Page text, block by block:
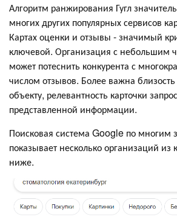
Алгоритм ранжирования Гугл
многих других популярных сервисов
Картах оценки и отзывы - значимый
ключевой. Организация с небольшим
может потеснить конкурента с
числом отзывов. Более важна близость
объекту, релевантность карточки
представленной информации.
Поисковая система Google по многим
показывает несколько организаций из
ниже.